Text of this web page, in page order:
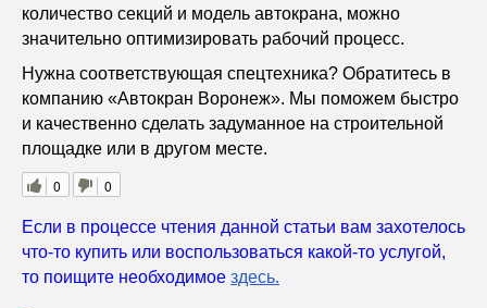
количество секций и модель автокрана, можно
значительно оптимизировать рабочий процесс.
Нужна соответствующая спецтехника? Обратитесь в
компанию «Автокран Воронеж». Мы поможем быстро
и качественно сделать задуманное на строительной
площадке или в другом месте.
0
0
Если в процессе чтения данной статьи вам захотелось
что-то купить или воспользоваться какой-то услугой,
то поищите необходимое здесь.